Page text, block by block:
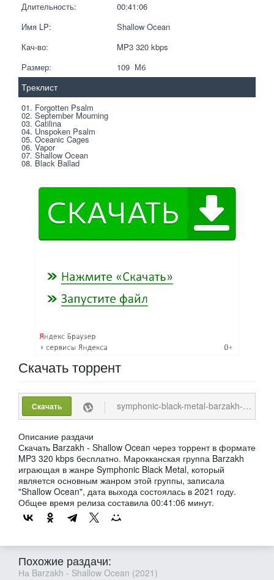
Длительность:
00:41:06
Имя LP:
Shallow Ocean
Кач-во:
MP3 320 kbps
Размер:
109  Мб
Треклист
01. Forgotten Psalm
02. September Mourning
03. Catilina
04. Unspoken Psalm
05. Oceanic Cages
06. Vapor
07. Shallow Ocean
08. Black Ballad
Скачатьторрент
Скачать symphonic-black-metal-barzakh-shallow-ocean-2015-mp3-320-kbps.torrent
Описание раздачи
Скачать Barzakh - Shallow Ocean через торрент в формате
MP3 320 kbps бесплатно. Марокканская группа Barzakh
играющая в жанре Symphonic Black Metal, который
является основным жанром этой группы, записала
"Shallow Ocean", дата выхода состоялась в 2021 году.
Общее время релиза составила 00:41:06 минут.
Похожие раздачи:
На Barzakh - Shallow Ocean (2021)